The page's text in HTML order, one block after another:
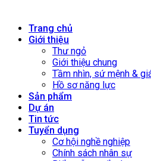
Trang chủ
Giới thiệu
Thư ngỏ
Giới thiệu chung
Tầm nhìn, sứ mệnh &
Hồ sơ năng lực
Sản phẩm
Dự án
Tin tức
Tuyển dụng
Cơ hội nghề nghiệp
Chính sách nhân sự